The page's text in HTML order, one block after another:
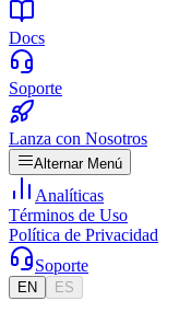
Docs
Soporte
Lanza con Nosotros
Alternar Menú
Analíticas
Términos de Uso
Política de Privacidad
Soporte
EN ES